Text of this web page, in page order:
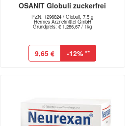
OSANIT Globuli zuckerfrei
PZN: 1296824 / Globuli, 7.5 g
Hermes Arzneimittel GmbH
Grundpreis: € 1.286,67 / 1kg
9,65 € -12% **